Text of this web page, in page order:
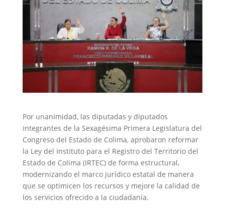
Por unanimidad, las diputadas y diputados
integrantes de la Sexagésima Primera Legislatura del
Congreso del Estado de Colima, aprobaron reformar
la Ley del Instituto para el Registro del Territorio del
Estado de Colima (IRTEC) de forma estructural,
modernizando el marco jurídico estatal de manera
que se optimicen los recursos y mejore la calidad de
los servicios ofrecido a la ciudadanía.